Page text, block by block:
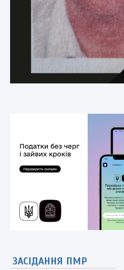
ЗАСІДАННЯ ПМР